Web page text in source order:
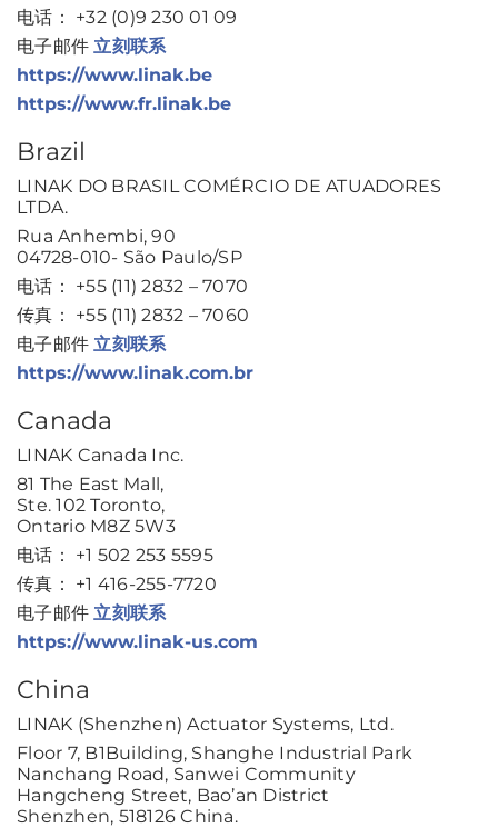
电话： +32 (0)9 230 01 09
电子邮件立刻联系
https://www.linak.be
https://www.fr.linak.be
Brazil
LINAK DO BRASIL COMÉRCIO DE ATUADORES
LTDA.
Rua Anhembi, 90
04728-010- São Paulo/SP
电话： +55 (11) 2832 – 7070
传真： +55 (11) 2832 – 7060
电子邮件立刻联系
https://www.linak.com.br
Canada
LINAK Canada Inc.
81 The East Mall,
Ste. 102 Toronto,
Ontario M8Z 5W3
电话： +1 502 253 5595
传真： +1 416-255-7720
电子邮件立刻联系
https://www.linak-us.com
China
LINAK (Shenzhen) Actuator Systems, Ltd.
Floor 7, B1Building, Shanghe Industrial Park
Nanchang Road, Sanwei Community
Hangcheng Street, Bao’an District
Shenzhen, 518126 China.